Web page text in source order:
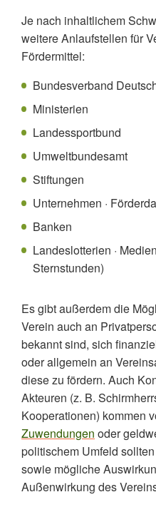
Je nach inhaltlichem
weitere Anlaufstellen für
Fördermittel:
Bundesverband
Ministerien
Landessportbund
Umweltbundesamt
Stiftungen
Unternehmen ·
Banken
Landeslotterien ·
Sternstunden)
Es gibt außerdem die
Verein auch an
bekannt sind, sich
oder allgemein an
diese zu fördern. Auch
Akteuren (z. B.
Kooperationen) kommen
Zuwendungen oder
politischem Umfeld
sowie mögliche
Außenwirkung des